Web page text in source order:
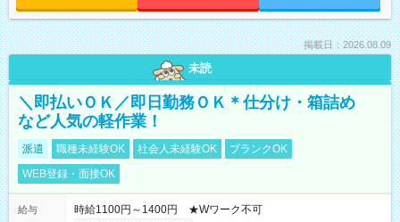
掲載日：2026.08.09
未読
＼即払いＯＫ／即日勤務ＯＫ＊仕分け・箱詰め
など人気の軽作業！
派遣 職種未経験OK 社会人未経験OK
ブランクOK
WEB登録・面接OK
給与
時給1100円～1400円 ★Wワーク不可